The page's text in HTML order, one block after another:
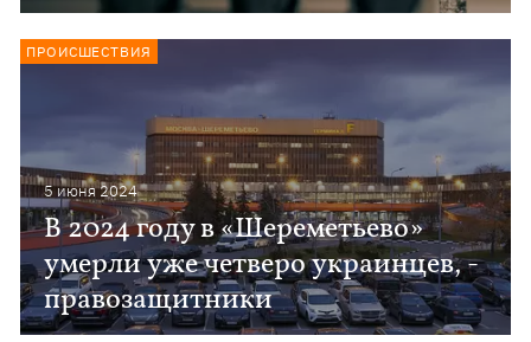
5 июня 2024
В 2024 году в «Шереметьево»
умерли уже четверо украинцев, -
правозащитники
ПРОИСШЕСТВИЯ